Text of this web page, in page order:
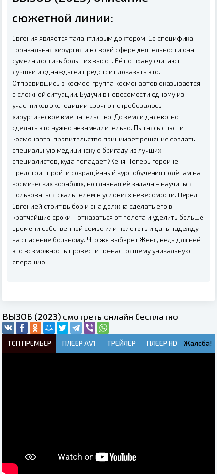
сюжетной линии:
Евгения является талантливым доктором. Её специфика
торакальная хирургия и в своей сфере деятельности она
сумела достичь больших высот. Её по праву считают
лучшей и однажды ей предстоит доказать это.
Отправившись в космос, группа космонавтов оказывается
в сложной ситуации. Будучи в невесомости одному из
участников экспедиции срочно потребовалось
хирургическое вмешательство. До земли далеко, но
сделать это нужно незамедлительно. Пытаясь спасти
космонавта, правительство принимает решение создать
специальную медицинскую бригаду из лучших
специалистов, куда попадает Женя. Теперь героине
предстоит пройти сокращённый курс обучения полётам на
космических кораблях, но главная её задача – научиться
пользоваться скальпелем в условиях невесомости. Перед
Евгенией стоит выбор и она должна сделать его в
кратчайшие сроки – отказаться от полёта и уделить больше
времени собственной семье или полететь и дать надежду
на спасение больному. Что же выберет Женя, ведь для неё
это возможность провести по-настоящему уникальную
операцию.
ВЫЗОВ (2023) смотреть онлайн бесплатно
ТОП ПРЕМЬЕР ПЛЕЕР AV1 ТРЕЙЛЕР ПЛЕЕР HD Жалоба!